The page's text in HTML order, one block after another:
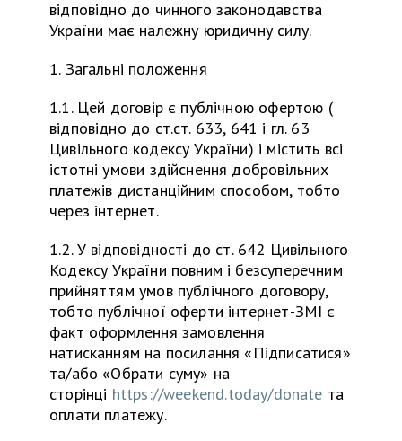
відповідно до чинного законодавства
України має належну юридичну силу.
1. Загальні положення
1.1. Цей договір є публічною офертою (
відповідно до ст.ст. 633, 641 і гл. 63
Цивільного кодексу України) і містить всі
істотні умови здійснення добровільних
платежів дистанційним способом, тобто
через інтернет.
1.2. У відповідності до ст. 642 Цивільного
Кодексу України повним і безсуперечним
прийняттям умов публічного договору,
тобто публічної оферти інтернет-ЗМІ є
факт оформлення замовлення
натисканням на посилання «Підписатися»
та/або «Обрати суму» на
сторінці https://weekend.today/donate та
оплати платежу.